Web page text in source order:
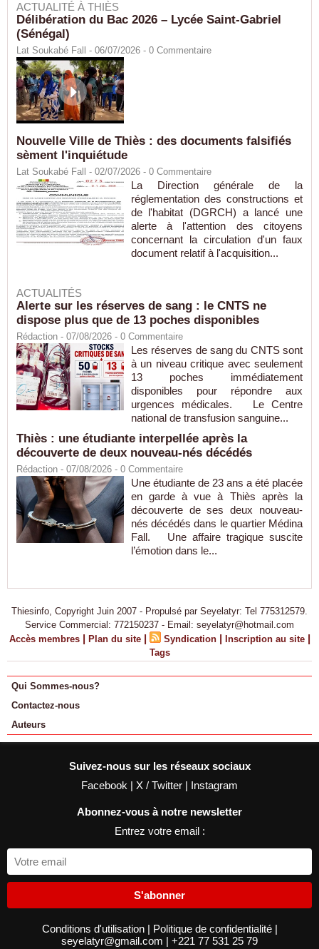
ACTUALITÉ À THIÈS
Délibération du Bac 2026 – Lycée Saint-Gabriel
(Sénégal)
Lat Soukabé Fall - 06/07/2026 - 0 Commentaire
Nouvelle Ville de Thiès : des documents falsifiés
sèment l'inquiétude
Lat Soukabé Fall - 02/07/2026 - 0 Commentaire
La Direction générale de la
réglementation des constructions et
de l'habitat (DGRCH) a lancé une
alerte à l'attention des citoyens
concernant la circulation d'un faux
document relatif à l'acquisition...
ACTUALITÉS
Alerte sur les réserves de sang : le CNTS ne
dispose plus que de 13 poches disponibles
Rédaction - 07/08/2026 - 0 Commentaire
Les réserves de sang du CNTS sont
à un niveau critique avec seulement
13 poches immédiatement
disponibles pour répondre aux
urgences médicales. Le Centre
national de transfusion sanguine...
Thiès : une étudiante interpellée après la
découverte de deux nouveau-nés décédés
Rédaction - 07/08/2026 - 0 Commentaire
Une étudiante de 23 ans a été placée
en garde à vue à Thiès après la
découverte de ses deux nouveau-
nés décédés dans le quartier Médina
Fall. Une affaire tragique suscite
l’émotion dans le...
Thiesinfo, Copyright Juin 2007 - Propulsé par Seyelatyr: Tel 775312579.
Service Commercial: 772150237 - Email: seyelatyr@hotmail.com
Accès membres | Plan du site | Syndication | Inscription au site |
Tags
Qui Sommes-nous?
Contactez-nous
Auteurs
Suivez-nous sur les réseaux sociaux
Facebook | X / Twitter | Instagram
Abonnez-vous à notre newsletter
Entrez votre email :
S'abonner
Conditions d'utilisation | Politique de confidentialité |
seyelatyr@gmail.com | +221 77 531 25 79